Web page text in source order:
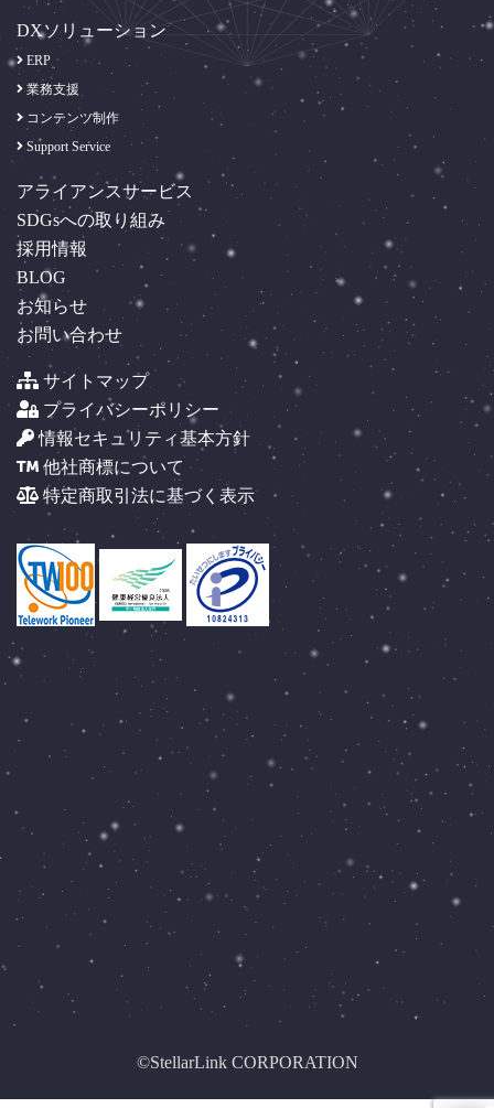
DXソリューション
ERP
業務支援
コンテンツ制作
Support Service
アライアンスサービス
SDGsへの取り組み
採用情報
BLOG
お知らせ
お問い合わせ
サイトマップ
プライバシーポリシー
情報セキュリティ基本方針
他社商標について
特定商取引法に基づく表示
©StellarLink CORPORATION